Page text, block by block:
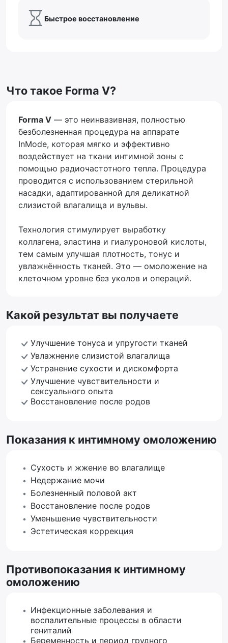
Быстрое восстановление
Что такое Forma V?
Forma V — это неинвазивная, полностью
безболезненная процедура на аппарате
InMode, которая мягко и эффективно
воздействует на ткани интимной зоны с
помощью радиочастотного тепла. Процедура
проводится с использованием стерильной
насадки, адаптированной для деликатной
слизистой влагалища и вульвы.
Технология стимулирует выработку
коллагена, эластина и гиалуроновой кислоты,
тем самым улучшая плотность, тонус и
увлажнённость тканей. Это — омоложение на
клеточном уровне без уколов и операций.
Какой результат вы получаете
Улучшение тонуса и упругости тканей
Увлажнение слизистой влагалища
Устранение сухости и дискомфорта
Улучшение чувствительности и
сексуального опыта
Восстановление после родов
Показания к интимному омоложению
Сухость и жжение во влагалище
Недержание мочи
Болезненный половой акт
Восстановление после родов
Уменьшение чувствительности
Эстетическая коррекция
Противопоказания к интимному
омоложению
Инфекционные заболевания и
воспалительные процессы в области
гениталий
Беременность и период грудного